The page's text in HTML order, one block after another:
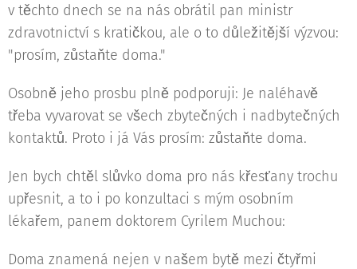
v těchto dnech se na nás obrátil pan ministr
zdravotnictví s kratičkou, ale o to důležitější výzvou:
"prosím, zůstaňte doma."
Osobně jeho prosbu plně podporuji: Je naléhavě
třeba vyvarovat se všech zbytečných i nadbytečných
kontaktů. Proto i já Vás prosím: zůstaňte doma.
Jen bych chtěl slůvko doma pro nás křesťany trochu
upřesnit, a to i po konzultaci s mým osobním
lékařem, panem doktorem Cyrilem Muchou:
Doma znamená nejen v našem bytě mezi čtyřmi